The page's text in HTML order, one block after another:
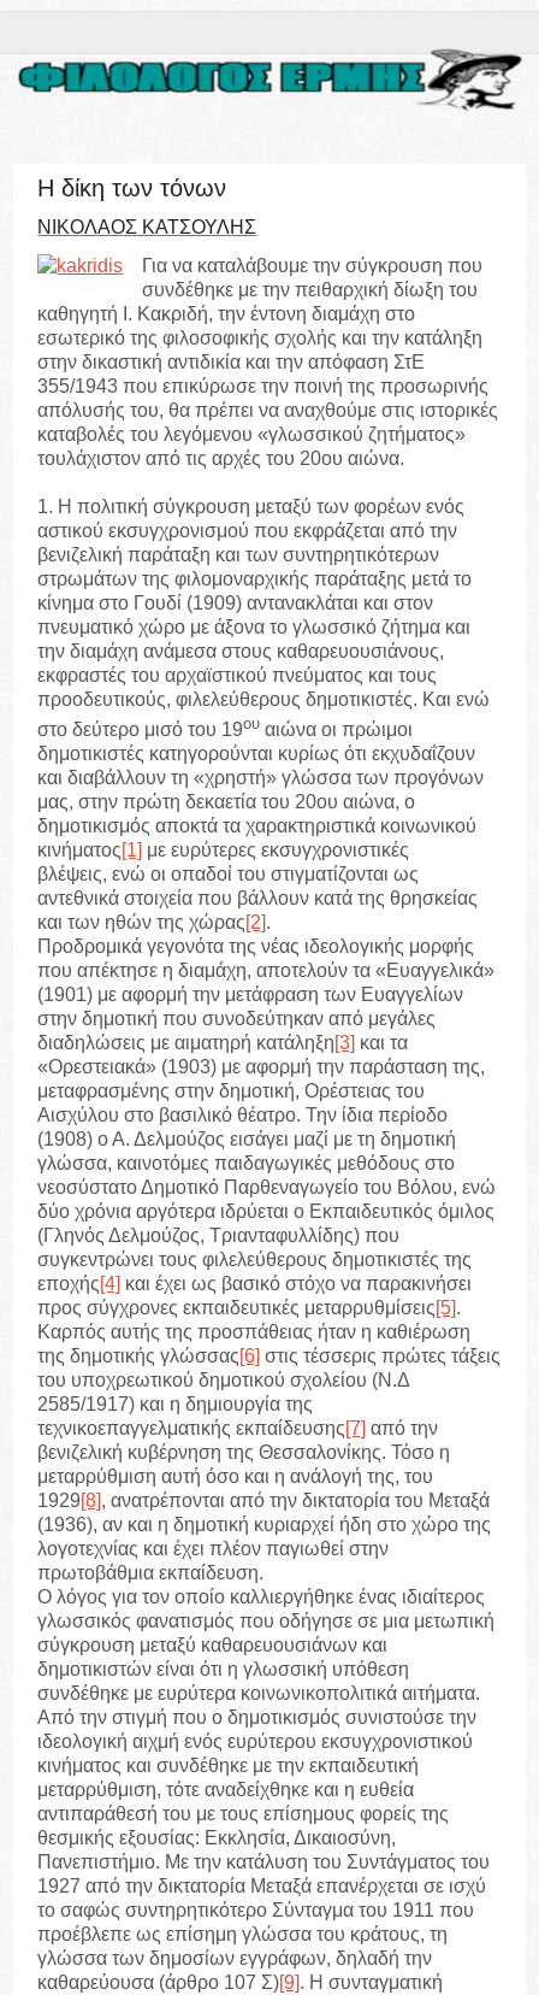
Η δίκη των τόνων
ΝΙΚΟΛΑΟΣ ΚΑΤΣΟΥΛΗΣ
Για να καταλάβουμε την σύγκρουση που
συνδέθηκε με την πειθαρχική δίωξη του
καθηγητή Ι. Κακριδή, την έντονη διαμάχη στο
εσωτερικό της φιλοσοφικής σχολής και την κατάληξη
στην δικαστική αντιδικία και την απόφαση ΣτΕ
355/1943 που επικύρωσε την ποινή της προσωρινής
απόλυσής του, θα πρέπει να αναχθούμε στις ιστορικές
καταβολές του λεγόμενου «γλωσσικού ζητήματος»
τουλάχιστον από τις αρχές του 20ου αιώνα.
1. Η πολιτική σύγκρουση μεταξύ των φορέων ενός
αστικού εκσυγχρονισμού που εκφράζεται από την
βενιζελική παράταξη και των συντηρητικότερων
στρωμάτων της φιλομοναρχικής παράταξης μετά το
κίνημα στο Γουδί (1909) αντανακλάται και στον
πνευματικό χώρο με άξονα το γλωσσικό ζήτημα και
την διαμάχη ανάμεσα στους καθαρευουσιάνους,
εκφραστές του αρχαϊστικού πνεύματος και τους
προοδευτικούς, φιλελεύθερους δημοτικιστές. Και ενώ
στο δεύτερο μισό του 19ου αιώνα οι πρώιμοι
δημοτικιστές κατηγορούνται κυρίως ότι εκχυδαΐζουν
και διαβάλλουν τη «χρηστή» γλώσσα των προγόνων
μας, στην πρώτη δεκαετία του 20ου αιώνα, ο
δημοτικισμός αποκτά τα χαρακτηριστικά κοινωνικού
κινήματος[1] με ευρύτερες εκσυγχρονιστικές
βλέψεις, ενώ οι οπαδοί του στιγματίζονται ως
αντεθνικά στοιχεία που βάλλουν κατά της θρησκείας
και των ηθών της χώρας[2].
Προδρομικά γεγονότα της νέας ιδεολογικής μορφής
που απέκτησε η διαμάχη, αποτελούν τα «Ευαγγελικά»
(1901) με αφορμή την μετάφραση των Ευαγγελίων
στην δημοτική που συνοδεύτηκαν από μεγάλες
διαδηλώσεις με αιματηρή κατάληξη[3] και τα
«Ορεστειακά» (1903) με αφορμή την παράσταση της,
μεταφρασμένης στην δημοτική, Ορέστειας του
Αισχύλου στο βασιλικό θέατρο. Την ίδια περίοδο
(1908) ο Α. Δελμούζος εισάγει μαζί με τη δημοτική
γλώσσα, καινοτόμες παιδαγωγικές μεθόδους στο
νεοσύστατο Δημοτικό Παρθεναγωγείο του Βόλου, ενώ
δύο χρόνια αργότερα ιδρύεται ο Εκπαιδευτικός όμιλος
(Γληνός Δελμούζος, Τριανταφυλλίδης) που
συγκεντρώνει τους φιλελεύθερους δημοτικιστές της
εποχής[4] και έχει ως βασικό στόχο να παρακινήσει
προς σύγχρονες εκπαιδευτικές μεταρρυθμίσεις[5].
Καρπός αυτής της προσπάθειας ήταν η καθιέρωση
της δημοτικής γλώσσας[6] στις τέσσερις πρώτες τάξεις
του υποχρεωτικού δημοτικού σχολείου (Ν.Δ
2585/1917) και η δημιουργία της
τεχνικοεπαγγελματικής εκπαίδευσης[7] από την
βενιζελική κυβέρνηση της Θεσσαλονίκης. Τόσο η
μεταρρύθμιση αυτή όσο και η ανάλογή της, του
1929[8], ανατρέπονται από την δικτατορία του Μεταξά
(1936), αν και η δημοτική κυριαρχεί ήδη στο χώρο της
λογοτεχνίας και έχει πλέον παγιωθεί στην
πρωτοβάθμια εκπαίδευση.
Ο λόγος για τον οποίο καλλιεργήθηκε ένας ιδιαίτερος
γλωσσικός φανατισμός που οδήγησε σε μια μετωπική
σύγκρουση μεταξύ καθαρευουσιάνων και
δημοτικιστών είναι ότι η γλωσσική υπόθεση
συνδέθηκε με ευρύτερα κοινωνικοπολιτικά αιτήματα.
Από την στιγμή που ο δημοτικισμός συνιστούσε την
ιδεολογική αιχμή ενός ευρύτερου εκσυγχρονιστικού
κινήματος και συνδέθηκε με την εκπαιδευτική
μεταρρύθμιση, τότε αναδείχθηκε και η ευθεία
αντιπαράθεσή του με τους επίσημους φορείς της
θεσμικής εξουσίας: Εκκλησία, Δικαιοσύνη,
Πανεπιστήμιο. Με την κατάλυση του Συντάγματος του
1927 από την δικτατορία Μεταξά επανέρχεται σε ισχύ
το σαφώς συντηρητικότερο Σύνταγμα του 1911 που
προέβλεπε ως επίσημη γλώσσα του κράτους, τη
γλώσσα των δημοσίων εγγράφων, δηλαδή την
καθαρεύουσα (άρθρο 107 Σ)[9]. Η συνταγματική